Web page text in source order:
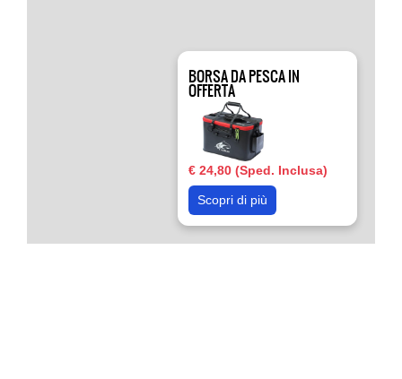
BORSA DA PESCA IN
OFFERTA
€ 24,80 (Sped. Inclusa)
Scopri di più